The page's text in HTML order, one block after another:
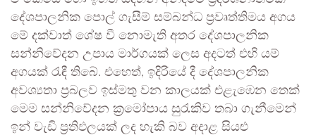
දේශපාලනික පොල් ගැසීම් සම්බන්ධ ප්‍රවෘත්තිමය අගය
මේ දක්වාත් ශේෂ වී නොමැති අතර දේශපාලනික
සන්නිවේදන උපාය මාර්ගයක් ලෙස අදටත් එහි යම්
අගයක් රැඳී තිබේ. එහෙත්, ඉදිරියේ දී දේශපාලනික
අවශ්‍යතා ප්‍රබලව ඉස්මතු වන කාලයක් එළැඹෙන තෙක්
මෙම සන්නිවේදන ක්‍රමෝපාය සුරැකිව තබා ගැනීමෙන්
ඉන් වැඩි ප්‍රතිඵලයක් ලද හැකි බව අදාළ සියළු